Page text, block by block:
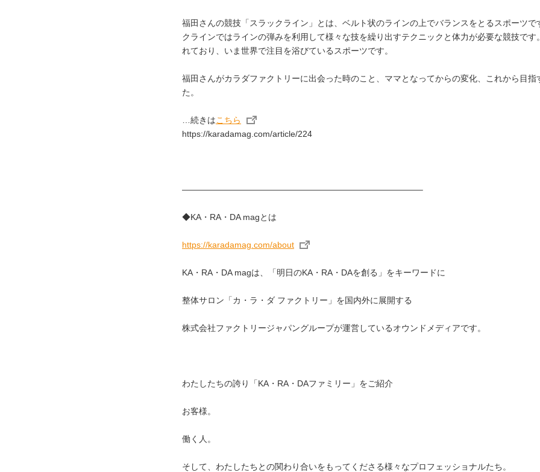
福田さんの競技「スラックライン」とは、ベルト状のラインの上でバランスをとるスポーツで
クラインではラインの弾みを利用して様々な技を繰り出すテクニックと体力が必要な競技です
れており、いま世界で注目を浴びているスポーツです。
福田さんがカラダファクトリーに出会った時のこと、ママとなってからの変化、これから目指
た。
…続きはこちら
https://karadamag.com/article/224
————————————————————————————–
◆KA・RA・DA magとは
https://karadamag.com/about
KA・RA・DA magは、「明日のKA・RA・DAを創る」をキーワードに
整体サロン「カ・ラ・ダ ファクトリー」を国内外に展開する
株式会社ファクトリージャパングループが運営しているオウンドメディアです。
わたしたちの誇り「KA・RA・DAファミリー」をご紹介
お客様。
働く人。
そして、わたしたちとの関わり合いをもってくださる様々なプロフェッショナルたち。